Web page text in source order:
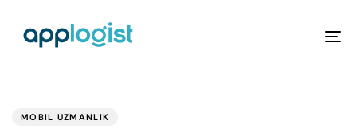
MOBIL UZMANLIK